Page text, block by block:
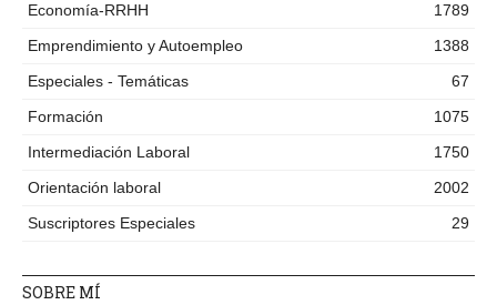
Economía-RRHH
1789
Emprendimiento y Autoempleo
1388
Especiales - Temáticas
67
Formación
1075
Intermediación Laboral
1750
Orientación laboral
2002
Suscriptores Especiales
29
SOBRE MÍ